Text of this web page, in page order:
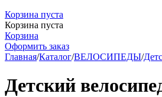
Корзина пуста
Корзина пуста
Корзина
Оформить заказ
Главная/Каталог/ВЕЛОСИПЕДЫ/
Детский